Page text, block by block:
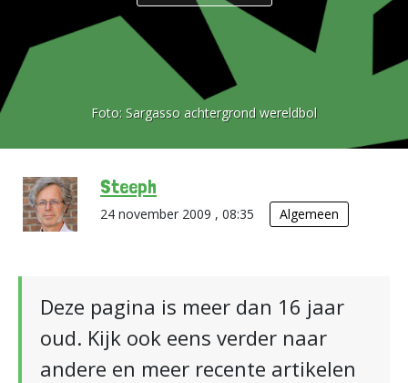
Foto: Sargasso achtergrond wereldbol
Steeph
24 november 2009 , 08:35 Algemeen
Deze pagina is meer dan 16 jaar
oud. Kijk ook eens verder naar
andere en meer recente artikelen